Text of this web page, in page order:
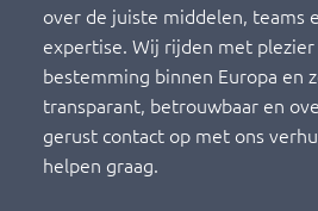
over de juiste middelen, teams
expertise. Wij rijden met plezier
bestemming binnen Europa en
transparant, betrouwbaar en
gerust contact op met ons
helpen graag.